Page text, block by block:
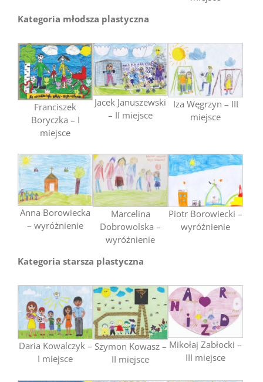
Kategoria młodsza plastyczna
Franciszek
Boryczka – I
miejsce
Jacek Januszewski
– II miejsce
Iza Węgrzyn – III
miejsce
Anna Borowiecka
– wyróżnienie
Marcelina
Dobrowolska –
wyróżnienie
Piotr Borowiecki –
wyróżnienie
Kategoria starsza plastyczna
Daria Kowalczyk –
I miejsce
Szymon Kowasz –
II miejsce
Mikołaj Zabłocki –
III miejsce